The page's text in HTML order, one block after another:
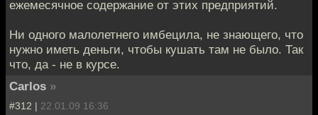
ежемесячное содержание от этих предприятий.
Ни одного малолетнего имбецила, не знающего, что
нужно иметь деньги, чтобы кушать там не было. Так
что, да - не в курсе.
Carlos »
#312 | 22.01.09 16:36